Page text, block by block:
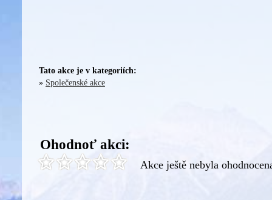
Tato akce je v kategoriích:
» Společenské akce
Ohodnoť akci:
Akce ještě nebyla